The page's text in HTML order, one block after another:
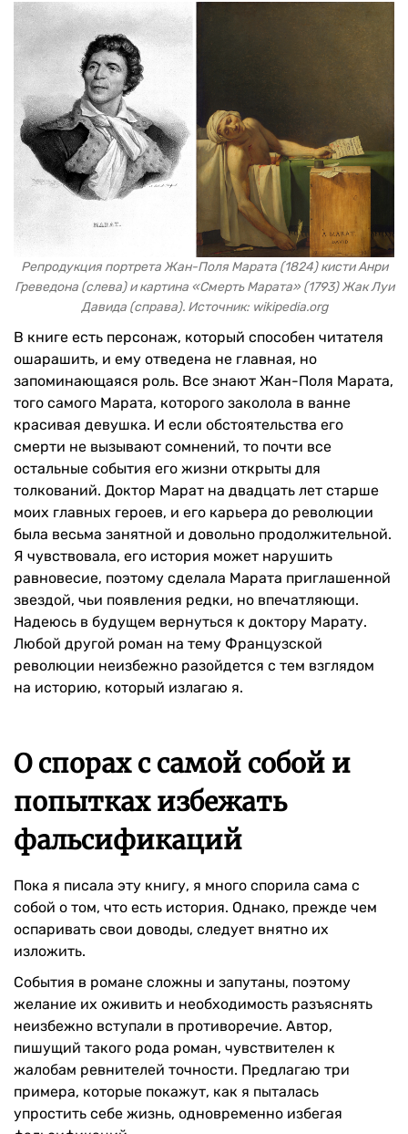
Репродукция портрета Жан-Поля Марата (1824) кисти Анри
Греведона (слева) и картина «Смерть Марата» (1793) Жак Луи
Давида (справа). Источник: wikipedia.org
В книге есть персонаж, который способен читателя
ошарашить, и ему отведена не главная, но
запоминающаяся роль. Все знают Жан-Поля Марата,
того самого Марата, которого заколола в ванне
красивая девушка. И если обстоятельства его
смерти не вызывают сомнений, то почти все
остальные события его жизни открыты для
толкований. Доктор Марат на двадцать лет старше
моих главных героев, и его карьера до революции
была весьма занятной и довольно продолжительной.
Я чувствовала, его история может нарушить
равновесие, поэтому сделала Марата приглашенной
звездой, чьи появления редки, но впечатляющи.
Надеюсь в будущем вернуться к доктору Марату.
Любой другой роман на тему Французской
революции неизбежно разойдется с тем взглядом
на историю, который излагаю я.
О спорах с самой собой и
попытках избежать
фальсификаций
Пока я писала эту книгу, я много спорила сама с
собой о том, что есть история. Однако, прежде чем
оспаривать свои доводы, следует внятно их
изложить.
События в романе сложны и запутаны, поэтому
желание их оживить и необходимость разъяснять
неизбежно вступали в противоречие. Автор,
пишущий такого рода роман, чувствителен к
жалобам ревнителей точности. Предлагаю три
примера, которые покажут, как я пыталась
упростить себе жизнь, одновременно избегая